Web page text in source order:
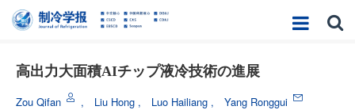
高出力大面積AIチップ液冷技術の進展
Zou Qifan , Liu Hong , Luo Hailiang ,
Yang Ronggui